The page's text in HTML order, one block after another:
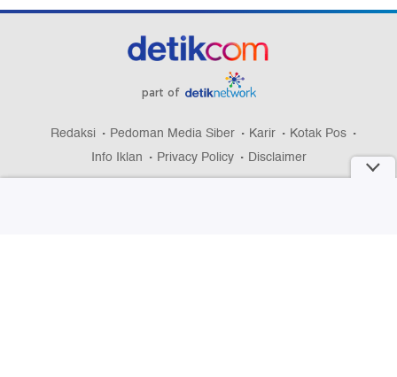
part of
Redaksi Pedoman Media Siber Karir
Kotak Pos
Info Iklan
Privacy Policy Disclaimer